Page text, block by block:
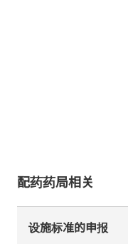
配药药局相关
设施标准的申报